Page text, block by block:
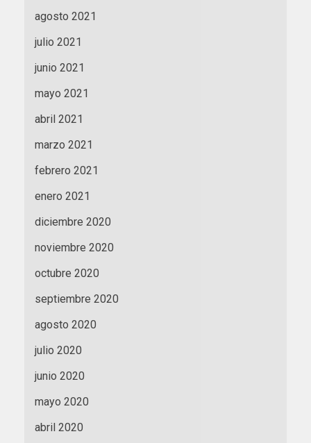
agosto 2021
julio 2021
junio 2021
mayo 2021
abril 2021
marzo 2021
febrero 2021
enero 2021
diciembre 2020
noviembre 2020
octubre 2020
septiembre 2020
agosto 2020
julio 2020
junio 2020
mayo 2020
abril 2020